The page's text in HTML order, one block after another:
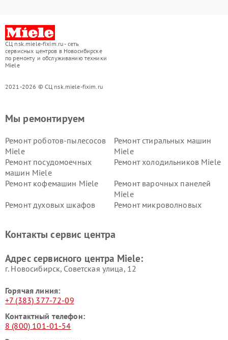
СЦ nsk.miele-fixim.ru - сеть
сервисных центров в Новосибирске
по ремонту и обслуживанию техники
Miele
2021-2026 © СЦ nsk.miele-fixim.ru
Мы ремонтируем
Ремонт роботов-пылесосов
Miele
Ремонт стиральных машин
Miele
Ремонт посудомоечных
машин Miele
Ремонт холодильников Miele
Ремонт кофемашин Miele
Ремонт варочных панелей
Miele
Ремонт духовых шкафов
Ремонт микроволновых
Miele
Miele
пылесосов Miele
Контакты сервис центра
Адрес сервисного центра Miele:
г. Новосибирск, Советская улица, 12
Горячая линия:
+7 (383) 377-72-09
Контактный телефон:
8 (800) 101-01-54